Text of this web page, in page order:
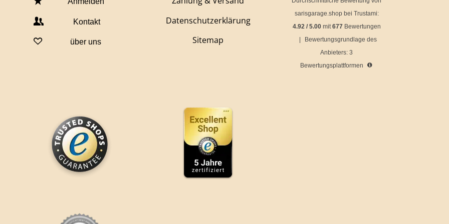
Kontakt
über uns
Datenschutzerklärung
Sitemap
sarisgarage.shop bei Trustami:
4.92/ 5.00mit677 Bewertungen
Bewertungsgrundlage des
Anbieters: 3
Bewertungsplattformen